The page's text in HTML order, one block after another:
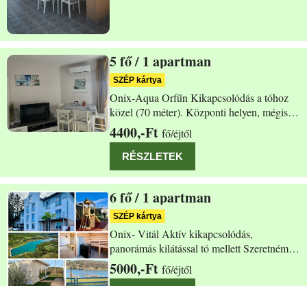
5 / 1 apartman
Orfű Dollár út 3 fsz.
SZÉP kártya
Onix-Aqua Orfűn Kikapcsolódás a tóhoz
közel (70 méter). Központi helyen, mégis
nyugodt környezetben. Jöjjön és töltsön el
pár felejthetetlen napot nálunk és élvezze
vendégszeretetünket. Jól felszerelt,
4400,-Ft fő/éjtől
RÉSZLETEK
6 / 1 apartman
Orfű Dollár utca 25
SZÉP kártya
Onix- Vitál Aktív kikapcsolódás,
panorámás kilátással tó mellett Szeretném
figyelmébe ajánlani Csodálatos kilátással
rendelkező ORFŰI apartmanunkat. Jól
5000,-Ft fő/éjtől